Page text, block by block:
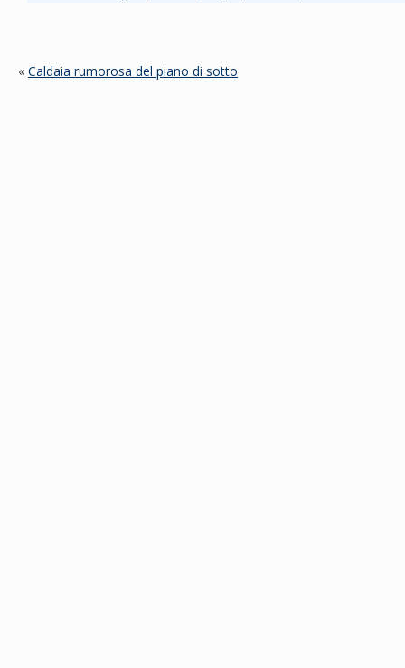
« Caldaia rumorosa del piano di sotto